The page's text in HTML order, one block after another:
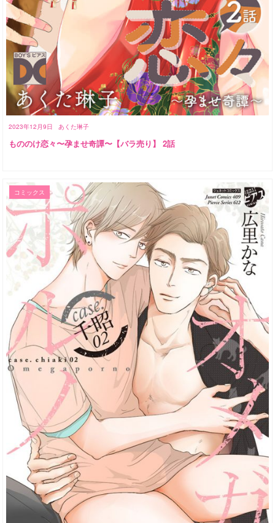
2023年12月9日 あくた琳子
もののけ恋々〜孕ませ奇譚〜【バラ売り】 2話
コミックス